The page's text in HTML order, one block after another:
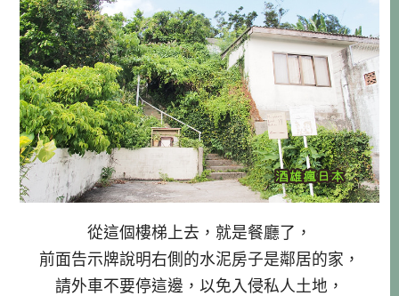
從這個樓梯上去，就是餐廳了，
前面告示牌說明右側的水泥房子是鄰居的家，
請外車不要停這邊，以免入侵私人土地，